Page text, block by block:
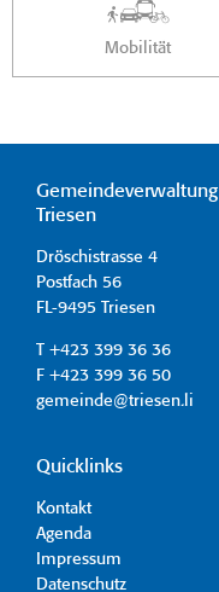
Mobilität
Gemeindeverwaltung
Triesen
Dröschistrasse 4
Postfach 56
FL-9495 Triesen
T +423 399 36 36
F +423 399 36 50
gemeinde@triesen.li
Quicklinks
Kontakt
Agenda
Impressum
Datenschutz